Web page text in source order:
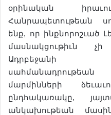
օրինական
Հանրապետութեան
ենք, որ ինքնորոշւած
մասնակցութիւն չի
Ադրբեջանի
մարմինների
ընդհակառակը,
անկախութեան